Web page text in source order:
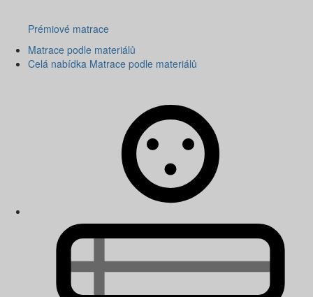
Prémiové matrace
Matrace podle materiálů
Celá nabídka Matrace podle materiálů